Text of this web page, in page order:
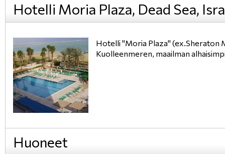
Hotelli Moria Plaza, Dead Sea,
Hotelli "Moria Plaza" (ex.Sheraton
Kuolleenmeren, maailman
Huoneet